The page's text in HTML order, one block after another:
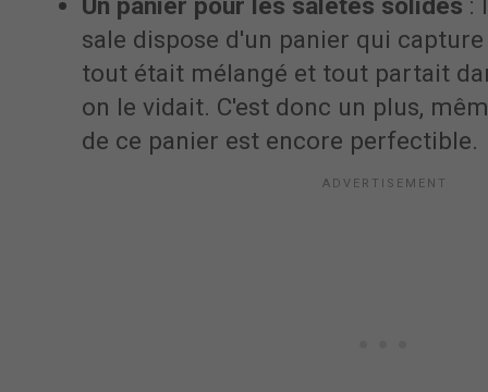
Un panier pour les saletés solides :
sale dispose d'un panier qui
tout était mélangé et tout partait
on le vidait. C'est donc un plus,
de ce panier est encore perfectible.